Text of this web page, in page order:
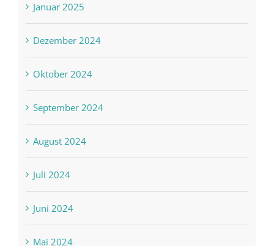
Januar 2025
Dezember 2024
Oktober 2024
September 2024
August 2024
Juli 2024
Juni 2024
Mai 2024